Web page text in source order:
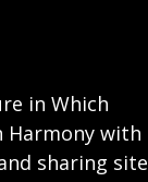
in Which
Harmony with
sharing site